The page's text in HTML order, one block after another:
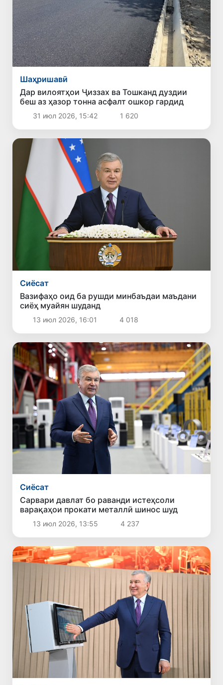
Шаҳришавӣ
Дар вилоятҳои Ҷиззах ва Тошканд дуздии
беш аз ҳазор тонна асфалт ошкор гардид
31 июл 2026, 15:42 1 620
Сиёсат
Вазифаҳо оид ба рушди минбаъдаи маъдани
сиёҳ муайян шуданд
13 июл 2026, 16:01 4 018
Сиёсат
Сарвари давлат бо раванди истеҳсоли
варақаҳои прокати металлӣ шинос шуд
13 июл 2026, 13:55 4 237